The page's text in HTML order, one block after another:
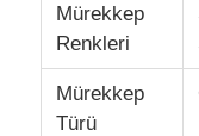
Mürekkep
Renkleri
Mürekkep
Türü